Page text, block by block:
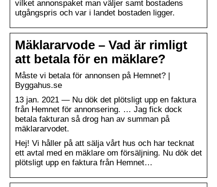
vilket annonspaket man väljer samt bostadens
utgångspris och var i landet bostaden ligger.
Mäklararvode – Vad är rimligt
att betala för en mäklare?
Måste vi betala för annonsen på Hemnet? |
Byggahus.se
13 jan. 2021 — Nu dök det plötsligt upp en faktura
från Hemnet för annonsering. … Jag fick dock
betala fakturan så drog han av summan på
mäklararvodet.
Hej! Vi håller på att sälja vårt hus och har tecknat
ett avtal med en mäklare om försäljning. Nu dök det
plötsligt upp en faktura från Hemnet…